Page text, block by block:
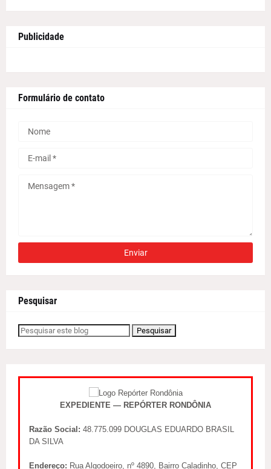
Publicidade
Formulário de contato
Pesquisar
EXPEDIENTE — REPÓRTER RONDÔNIA
Razão Social: 48.775.099 DOUGLAS EDUARDO BRASIL
DA SILVA
Endereço: Rua Algodoeiro, nº 4890, Bairro Caladinho, CEP